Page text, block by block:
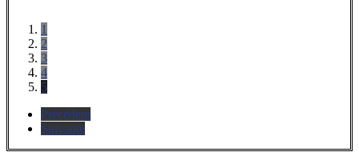
1
2
3
4
5
Précédent
Suivante